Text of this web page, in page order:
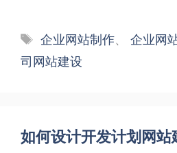
标
签
企业网站制作、 企业网
司网站建设
如何设计开发计划网站